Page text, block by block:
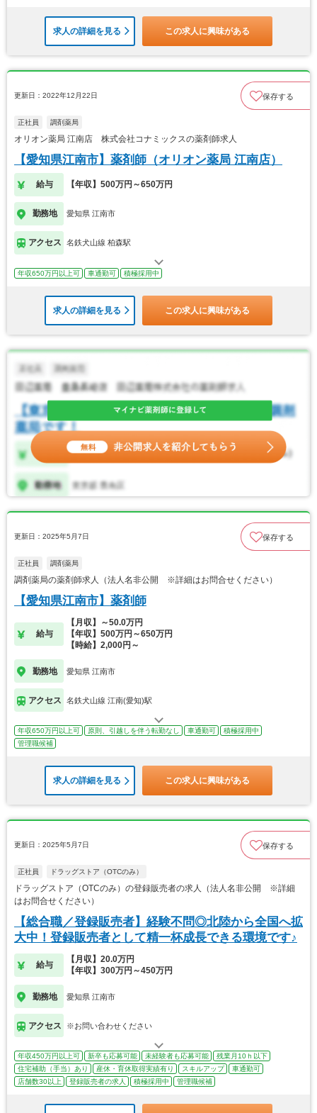
求人の詳細を見る この求人に興味がある
更新日：2022年12月22日 保存する
正社員 調剤薬局
オリオン薬局 江南店 株式会社コナミックスの薬剤師求人
【愛知県江南市】薬剤師（オリオン薬局 江南店）
給与 【年収】500万円～650万円
勤務地 愛知県 江南市
アクセス 名鉄犬山線 柏森駅
年収650万円以上可 車通勤可 積極採用中
求人の詳細を見る この求人に興味がある
更新日：2025年5月7日 保存する
正社員 調剤薬局
調剤薬局の薬剤師求人（法人名非公開 ※詳細はお問合せください）
【愛知県江南市】薬剤師
給与
【月収】～50.0万円
【年収】500万円～650万円
【時給】2,000円～
勤務地 愛知県 江南市
アクセス 名鉄犬山線 江南(愛知)駅
年収650万円以上可 原則、引越しを伴う転勤なし 車通勤可
積極採用中
管理職候補
求人の詳細を見る この求人に興味がある
更新日：2025年5月7日 保存する
正社員 ドラッグストア（OTCのみ）
ドラッグストア（OTCのみ）の登録販売者の求人（法人名非公開 ※詳細
はお問合せください）
【総合職／登録販売者】経験不問◎北陸から全国へ拡
大中！登録販売者として精一杯成長できる環境です♪
給与
【月収】20.0万円
【年収】300万円～450万円
勤務地 愛知県 江南市
アクセス ※お問い合わせください
年収450万円以上可 新卒も応募可能 未経験者も応募可能
残業月10ｈ以下
住宅補助（手当）あり
産休・育休取得実績有り スキルアップ
車通勤可
店舗数30以上
登録販売者の求人 積極採用中 管理職候補